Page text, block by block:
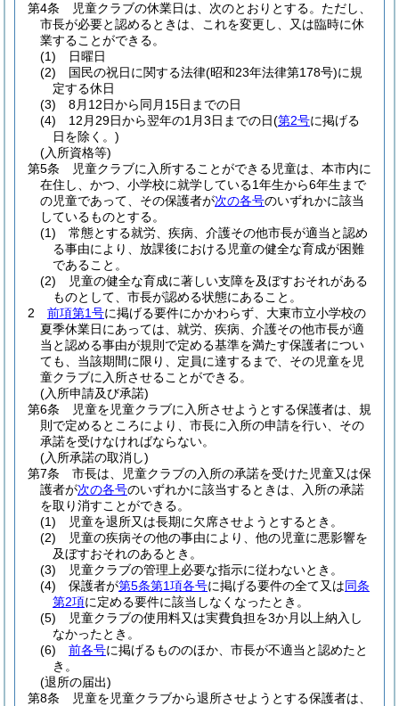
第4条
児童クラブの休業日は、次のとおりとする。 ただし、
市長が必要と認めるときは、これを変更し、又は臨時に休
業することができる。
(1)
日曜日
(2)
国民の祝日に関する法律(昭和23年法律第178号)に規
定する休日
(3)
8月12日から同月15日までの日
(4)
12月29日から翌年の1月3日までの日(第2号に掲げる
日を除く。)
(入所資格等)
第5条
児童クラブに入所することができる児童は、本市内に
在住し、かつ、小学校に就学している1年生から6年生まで
の児童であって、その保護者が次の各号のいずれかに該当
しているものとする。
(1)
常態とする就労、疾病、介護その他市長が適当と認め
る事由により、放課後における児童の健全な育成が困難
であること。
(2)
児童の健全な育成に著しい支障を及ぼすおそれがある
ものとして、市長が認める状態にあること。
2
前項第1号に掲げる要件にかかわらず、大東市立小学校の
夏季休業日にあっては、就労、疾病、介護その他市長が適
当と認める事由が規則で定める基準を満たす保護者につい
ても、当該期間に限り、定員に達するまで、その児童を児
童クラブに入所させることができる。
(入所申請及び承諾)
第6条
児童を児童クラブに入所させようとする保護者は、規
則で定めるところにより、市長に入所の申請を行い、その
承諾を受けなければならない。
(入所承諾の取消し)
第7条
市長は、児童クラブの入所の承諾を受けた児童又は保
護者が次の各号のいずれかに該当するときは、入所の承諾
を取り消すことができる。
(1)
児童を退所又は長期に欠席させようとするとき。
(2)
児童の疾病その他の事由により、他の児童に悪影響を
及ぼすおそれのあるとき。
(3)
児童クラブの管理上必要な指示に従わないとき。
(4)
保護者が第5条第1項各号に掲げる要件の全て又は同条
第2項に定める要件に該当しなくなったとき。
(5)
児童クラブの使用料又は実費負担を3か月以上納入し
なかったとき。
(6)
前各号に掲げるもののほか、市長が不適当と認めたと
き。
(退所の届出)
第8条
児童を児童クラブから退所させようとする保護者は、